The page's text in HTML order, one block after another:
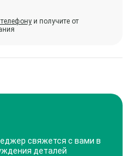
и получите от
свяжется с вами в
деталей